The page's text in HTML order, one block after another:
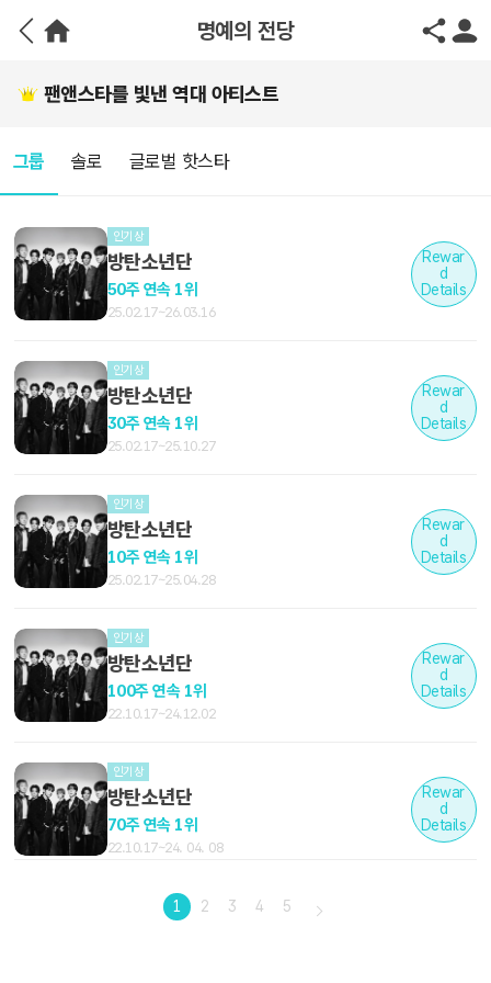
명예의 전당
팬앤스타를 빛낸 역대 아티스트
그룹 솔로 글로벌 핫스타
인기상
방탄소년단
50주 연속 1위
25.02.17~26.03.16
Rewar
d
Details
인기상
방탄소년단
30주 연속 1위
25.02.17~25.10.27
Rewar
d
Details
인기상
방탄소년단
10주 연속 1위
25.02.17~25.04.28
Rewar
d
Details
인기상
방탄소년단
100주 연속 1위
22.10.17~24.12.02
Rewar
d
Details
인기상
방탄소년단
70주 연속 1위
22.10.17~24. 04. 08
Rewar
d
Details
1 2 3 4 5